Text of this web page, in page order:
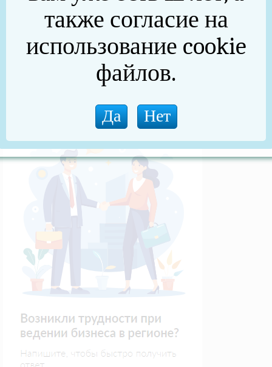
Контрольно-счетная палата
Деятельность КСП
Общие сведения
также согласие на
использование cookie
файлов.